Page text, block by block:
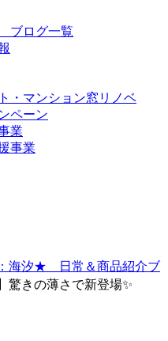
ブログ一覧
・マンション窓リノベ
ペーン
業
事業
海汐★ 日常＆商品紹介ブ
驚きの薄さで新登場✨